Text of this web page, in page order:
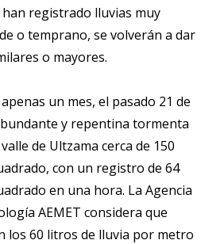
registrado lluvias muy
o temprano, se volverán a dar
o mayores.
un mes, el pasado 21 de
y repentina tormenta
de Ultzama cerca de 150
con un registro de 64
en una hora. La Agencia
AEMET considera que
los 60 litros de lluvia por metro